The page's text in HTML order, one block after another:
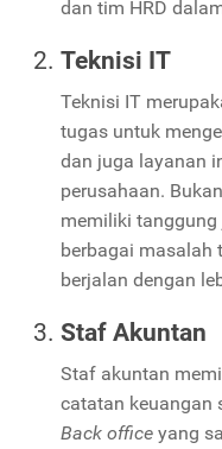
dan tim HRD
Teknisi IT
Teknisi IT
tugas untuk
dan juga layanan
perusahaan.
memiliki
berbagai masalah
berjalan dengan
Staf Akuntan
Staf akuntan
catatan keuangan
Back office yang